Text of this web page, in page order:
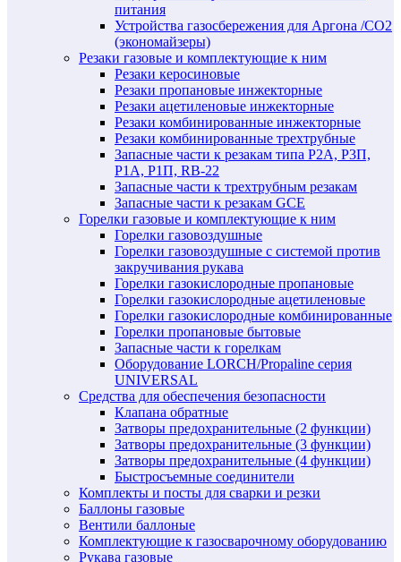
питания
Устройства газосбережения для Аргона /СО2
(экономайзеры)
Резаки газовые и комплектующие к ним
Резаки керосиновые
Резаки пропановые инжекторные
Резаки ацетиленовые инжекторные
Резаки комбинированные инжекторные
Резаки комбинированные трехтрубные
Запасные части к резакам типа Р2А, Р3П,
Р1А, Р1П, RB-22
Запасные части к трехтрубным резакам
Запасные части к резакам GCE
Горелки газовые и комплектующие к ним
Горелки газовоздушные
Горелки газовоздушные с системой против
закручивания рукава
Горелки газокислородные пропановые
Горелки газокислородные ацетиленовые
Горелки газокислородные комбинированные
Горелки пропановые бытовые
Запасные части к горелкам
Оборудование LORCH/Propaline серия
UNIVERSAL
Средства для обеспечения безопасности
Клапана обратные
Затворы предохранительные (2 функции)
Затворы предохранительные (3 функции)
Затворы предохранительные (4 функции)
Быстросъемные соединители
Комплекты и посты для сварки и резки
Баллоны газовые
Вентили баллоные
Комплектующие к газосварочному оборудованию
Рукава газовые